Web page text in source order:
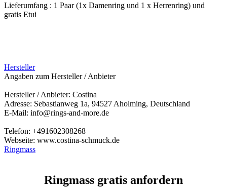
Lieferumfang : 1 Paar (1x Damenring und 1 x Herrenring) und
gratis Etui
Hersteller
Angaben zum Hersteller / Anbieter
Hersteller / Anbieter: Costina
Adresse: Sebastianweg 1a, 94527 Aholming, Deutschland
E-Mail: info@rings-and-more.de
Telefon: +491602308268
Webseite: www.costina-schmuck.de
Ringmass
Ringmass gratis anfordern